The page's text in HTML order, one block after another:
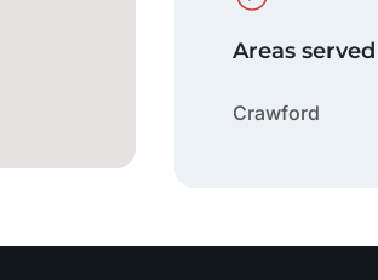
Areas served
Crawford